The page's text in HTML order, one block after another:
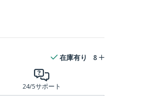
在庫有り 8
24/5サポート